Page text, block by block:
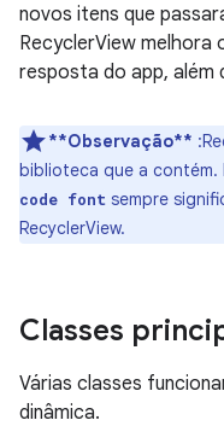
novos itens que
RecyclerView melhora
resposta do app, além
**Observação**
biblioteca que a contém.
code font sempre
RecyclerView.
Classes
Várias classes
dinâmica.